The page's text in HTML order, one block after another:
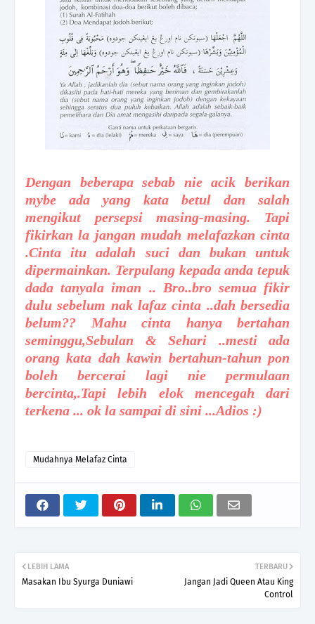
Dengan beberapa sebab nie acik berikan
mybe ada yang kata betul dan salah
mengikut persepsi masing-masing. Tapi
fikirkan la jangan mudah melafazkan cinta
.Cinta itu adalah suci dan bukan untuk
dipermainkan. Terpulang kepada anda tepuk
dada tanyala iman .. Bro..bro semua fikir
dulu sebelum nak lafaz cinta ..dah bersedia
belum?? Mahu cinta hanya bertahan
seminggu,Sebulan & Sehari ..mesti ada
orang kata dah kawin bertahun-tahun pon
boleh bercerai lagi nie permulaan
bercinta,.Tapi lebih elok mencegah dari
terkena ... ok la sampai di sini ...Adios :)
Mudahnya Melafaz Cinta
TERBARU
Jangan Jadi Queen Atau King
Control
LEBIH LAMA
Masakan Ibu Syurga Duniawi